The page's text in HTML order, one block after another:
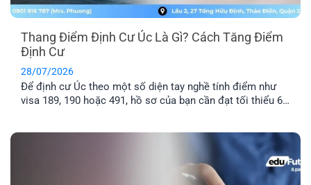
Thang Điểm Định Cư Úc Là Gì? Cách Tăng Điểm
Định Cư
28/07/2026
Để định cư Úc theo một số diện tay nghề tính điểm như
visa 189, 190 hoặc 491, hồ sơ của bạn cần đạt tối thiểu 65